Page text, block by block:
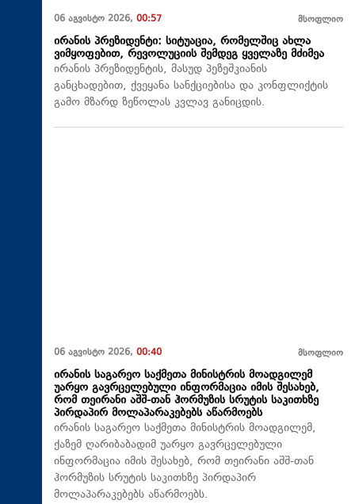
06 აგვისტო 2026, 00:57 მსოფლიო
ირანის პრეზიდენტი: სიტუაცია, რომელშიც ახლა
ვიმყოფებით, რევოლუციის შემდეგ ყველაზე მძიმეა
ირანის პრეზიდენტის, მასუდ პეზეშკიანის
განცხადებით, ქვეყანა სანქციებისა და კონფლიქტის
გამო მზარდ ზეწოლას კვლავ განიცდის.
06 აგვისტო 2026, 00:40 მსოფლიო
ირანის საგარეო საქმეთა მინისტრის მოადგილემ
უარყო გავრცელებული ინფორმაცია იმის შესახებ,
რომ თეირანი აშშ-თან ჰორმუზის სრუტის საკითხზე
პირდაპირ მოლაპარაკებებს აწარმოებს
ირანის საგარეო საქმეთა მინისტრის მოადგილემ,
ქაზემ ღარიბაბადიმ უარყო გავრცელებული
ინფორმაცია იმის შესახებ, რომ თეირანი აშშ-თან
ჰორმუზის სრუტის საკითხზე პირდაპირ
მოლაპარაკებებს აწარმოებს.